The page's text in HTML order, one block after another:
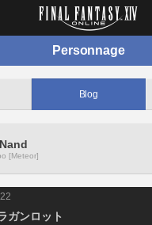
Personnage
Blog
[Meteor]
ガンロット